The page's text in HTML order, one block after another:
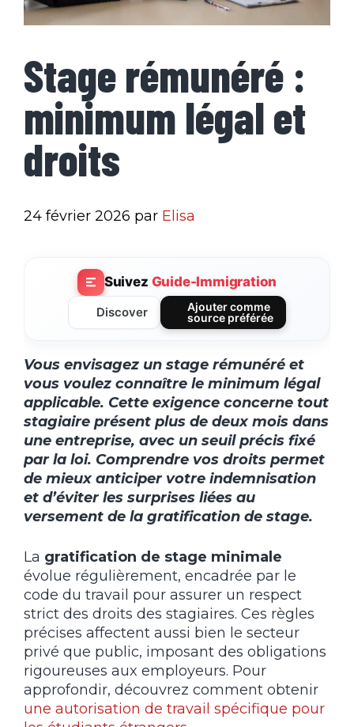
Stage rémunéré :
minimum légal et
droits
24 février 2026 par Elisa
Suivez Guide-Immigration
Discover
Ajouter comme
source préférée
Vous envisagez un stage rémunéré et
vous voulez connaître le minimum légal
applicable. Cette exigence concerne tout
stagiaire présent plus de deux mois dans
une entreprise, avec un seuil précis fixé
par la loi. Comprendre vos droits permet
de mieux anticiper votre indemnisation
et d’éviter les surprises liées au
versement de la gratification de stage.
La gratification de stage minimale
évolue régulièrement, encadrée par le
code du travail pour assurer un respect
strict des droits des stagiaires. Ces règles
précises affectent aussi bien le secteur
privé que public, imposant des obligations
rigoureuses aux employeurs. Pour
approfondir, découvrez comment obtenir
une autorisation de travail spécifique pour